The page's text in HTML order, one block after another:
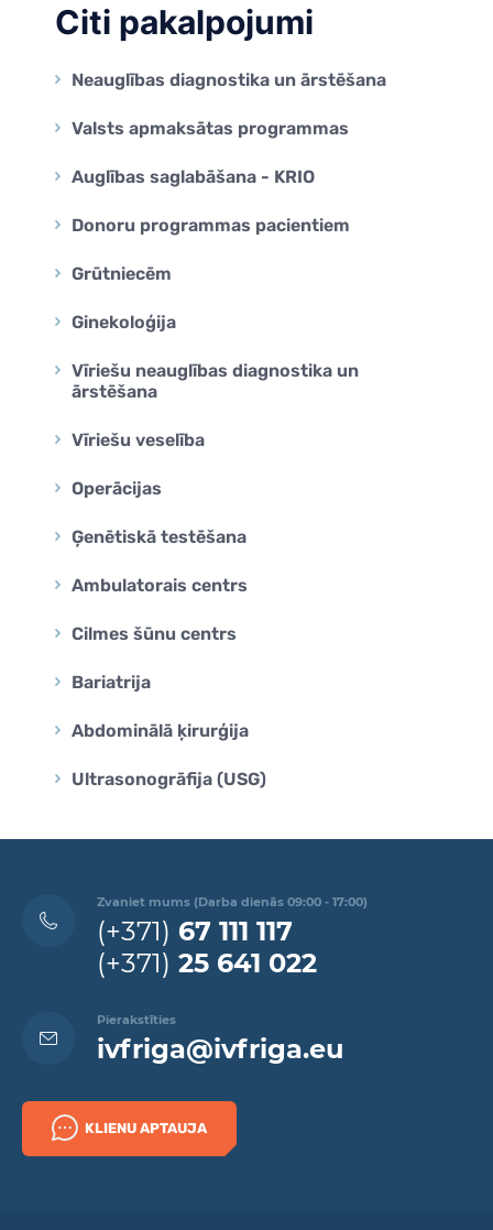
Citi pakalpojumi
Neauglības diagnostika un ārstēšana
Valsts apmaksātas programmas
Auglības saglabāšana - KRIO
Donoru programmas pacientiem
Grūtniecēm
Ginekoloģija
Vīriešu neauglības diagnostika un
ārstēšana
Vīriešu veselība
Operācijas
Ģenētiskā testēšana
Ambulatorais centrs
Cilmes šūnu centrs
Bariatrija
Abdominālā ķirurģija
Ultrasonogrāfija (USG)
Zvaniet mums (Darba dienās 09:00 - 17:00)
(+371) 67 111 117
(+371) 25 641 022
Pierakstīties
ivfriga@ivfriga.eu
KLIENU APTAUJA